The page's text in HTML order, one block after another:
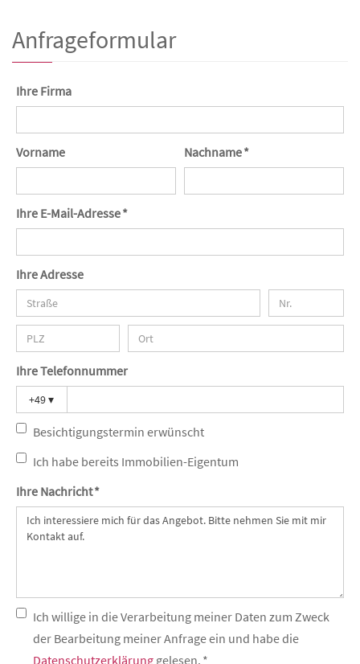
Anfrageformular
Ihre Firma
Vorname Nachname *
Ihre E-Mail-Adresse *
Ihre Adresse
Ihre Telefonnummer
+49▾
Besichtigungstermin erwünscht
Ich habe bereits Immobilien-Eigentum
Ihre Nachricht *
Ich willige in die Verarbeitung meiner Daten zum Zweck
der Bearbeitung meiner Anfrage ein und habe die
Datenschutzerklärung gelesen. *